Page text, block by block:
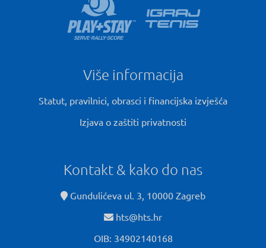
Više informacija
Statut, pravilnici, obrasci i financijska izvješća
Izjava o zaštiti privatnosti
Kontakt & kako do nas
Gundulićeva ul. 3, 10000 Zagreb
hts@hts.hr
OIB: 34902140168